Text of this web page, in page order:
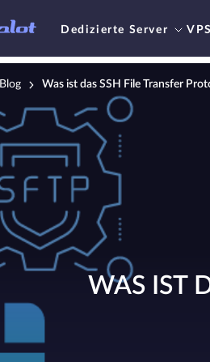
Dedizierte Server VPS
Blog Was ist das SSH File Transfer
WAS IST